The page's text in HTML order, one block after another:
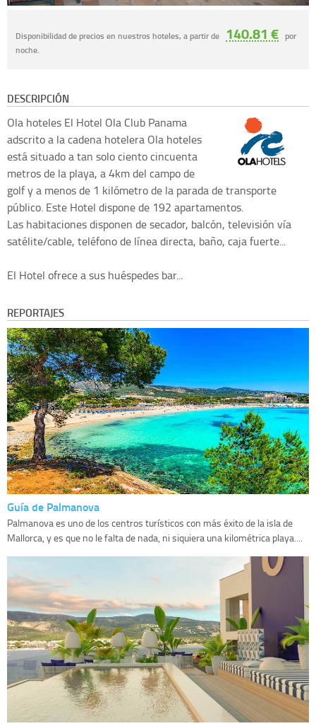
Disponibilidad de precios en nuestros hoteles, a partir de 140.81 € por
noche.
DESCRIPCIÓN
Ola hoteles El Hotel Ola Club Panama
adscrito a la cadena hotelera Ola hoteles
está situado a tan solo ciento cincuenta
metros de la playa, a 4km del campo de
golf y a menos de 1 kilómetro de la parada de transporte
público. Este Hotel dispone de 192 apartamentos.
Las habitaciones disponen de secador, balcón, televisión vía
satélite/cable, teléfono de línea directa, baño, caja fuerte...
El Hotel ofrece a sus huéspedes bar...
REPORTAJES
Guía de Palmanova
Palmanova es uno de los centros turísticos con más éxito de la isla de
Mallorca, y es que no le falta de nada, ni siquiera una kilométrica playa....